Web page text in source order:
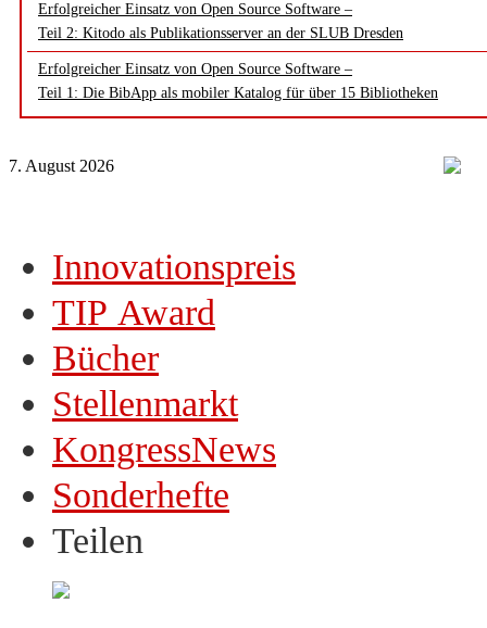
Erfolgreicher Einsatz von Open Source Software –
Teil 2: Kitodo als Publikationsserver an der SLUB Dresden
Erfolgreicher Einsatz von Open Source Software –
Teil 1: Die BibApp als mobiler Katalog für über 15 Bibliotheken
7. August 2026
Innovationspreis
TIP Award
Bücher
Stellenmarkt
KongressNews
Sonderhefte
Teilen